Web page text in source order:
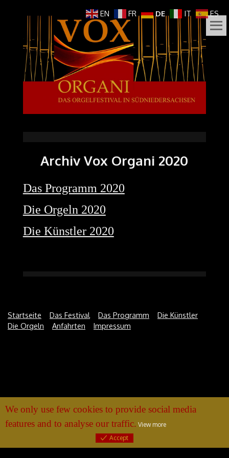
VOX
ORGANI
DAS ORGELFESTIVAL
IN
SÜDNIEDERSACHSEN
Archiv Vox Organi 2020
Das Programm 2020
Die Orgeln 2020
Die Künstler 2020
EN FR DE IT ES
We only use few cookies to provide social media
features and to analyse our traffic. View more
Accept
Startseite Das Festival Das Programm
Die Künstler
Die Orgeln
Anfahrten Impressum